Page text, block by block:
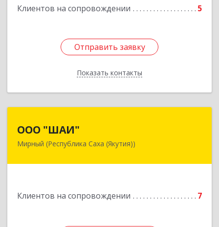
Клиентов на сопровождении 5
Отправить заявку
Показать контакты
Подробнее
Отправить заявку
Назад
ООО "ШАИ"
Мирный (Республика Саха (Якутия))
Клиентов на сопровождении 7
678175, Республика Саха (Якутия), у.
Подробнее